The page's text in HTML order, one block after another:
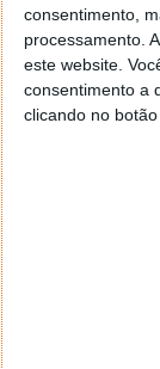
consentimento,
processamento.
este website.
consentimento a
clicando no